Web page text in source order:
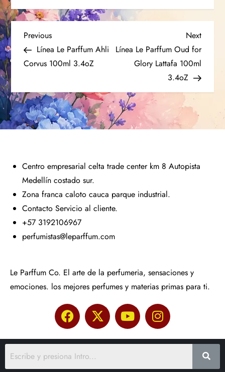
Previous
Línea Le Parffum Ahli
Corvus 100ml 3.4oZ
Next
Línea Le Parffum Oud for
Glory Lattafa 100ml
3.4oZ
Centro empresarial celta trade center km 8 Autopista
Medellín costado sur.
Zona franca caloto cauca parque industrial.
Contacto Servicio al cliente.
+57 3192106967
perfumistas@leparffum.com
Le Parffum Co. El arte de la perfumeria, sensaciones y
emociones. los mejores perfumes y materias primas para ti.